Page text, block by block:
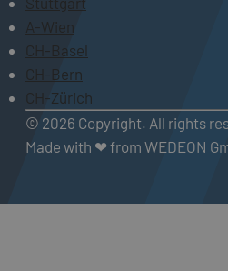
A-Wien
CH-Basel
CH-Bern
CH-Zürich
© 2026 Copyright. All rights
Made with ❤ from WEDEON